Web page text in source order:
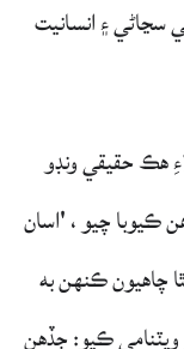
سڃاڻي ۽ انسانيت
هڪ حقيقي ونڊو
ڪيوبا چيو ، 'اسان
چاهيون ڪنهن به
ڪيو: جڏهن